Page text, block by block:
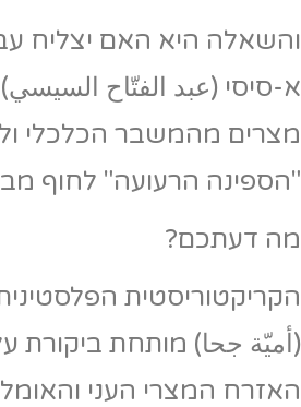
והשאלה היא האם יצליח
א-סיסי (عبد الفتّاح
מצרים מהמשבר הכלכלי
"הספינה הרעועה" לחוף
מה דעתכם?
הקריקטוריסטית
(أميّة جحا) מותחת ביקורת
האזרח המצרי העני